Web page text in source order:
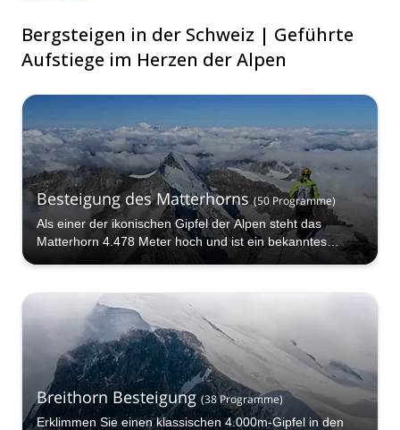
Bergsteigen in der Schweiz | Geführte
Aufstiege im Herzen der Alpen
Besteigung des Matterhorns (50Programme)
Als einer der ikonischen Gipfel der Alpen steht das
Matterhorn 4.478 Meter hoch und ist ein bekanntes
Kletterziel für alle Arten von Bergsteigern!
Breithorn Besteigung (38Programme)
Erklimmen Sie einen klassischen 4.000m-Gipfel in den